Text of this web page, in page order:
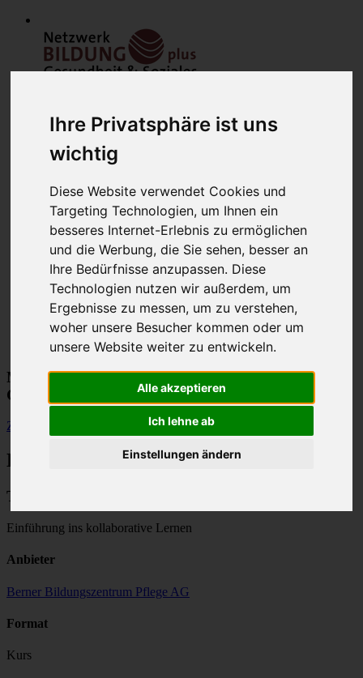
Ihre Privatsphäre ist uns
wichtig
Diese Website verwendet Cookies und
Targeting Technologien, um Ihnen ein
besseres Internet-Erlebnis zu ermöglichen
und die Werbung, die Sie sehen, besser an
Ihre Bedürfnisse anzupassen. Diese
Technologien nutzen wir außerdem, um
Ergebnisse zu messen, um zu verstehen,
woher unsere Besucher kommen oder um
unsere Website weiter zu entwickeln.
Alle akzeptieren
Ich lehne ab
Einstellungen ändern
Home
Modulfinder
Veranstaltungen
Netzwerk
Bildungsanbieter
Mitglieder
Mitglied werden
Werbung schalten
über uns
Kontakt
Lounge
Modulfinder für Weiterbildungen im
Gesundheitswesen
Zurück
Bildungsangebot
Team-Based-Learning
Einführung ins kollaborative Lernen
Anbieter
Berner Bildungszentrum Pflege AG
Format
Kurs